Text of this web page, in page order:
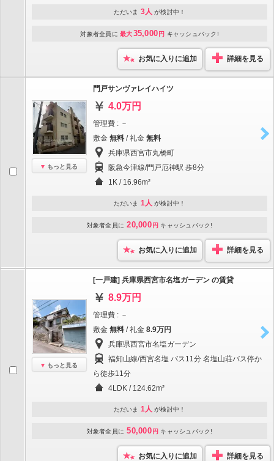
ただいま 3人 が検討中！
対象者全員に 最大35,000 円 キャッシュバック!
お気に入りに追加 詳細を見る
もっと見る
門戸サンヴァレイハイツ
4.0万円
管理費 : －
敷金 無料 / 礼金 無料
兵庫県西宮市丸橋町
阪急今津線/門戸厄神駅 歩8分
1K / 16.96m²
ただいま 1人 が検討中！
対象者全員に 20,000 円 キャッシュバック!
お気に入りに追加 詳細を見る
もっと見る
[一戸建] 兵庫県西宮市名塩ガーデン の賃貸
8.9万円
管理費 : －
敷金 無料 / 礼金 8.9万円
兵庫県西宮市名塩ガーデン
福知山線/西宮名塩 バス11分 名塩山荘バス停か
ら徒歩11分
4LDK / 124.62m²
ただいま 1人 が検討中！
対象者全員に 50,000 円 キャッシュバック!
お気に入りに追加 詳細を見る